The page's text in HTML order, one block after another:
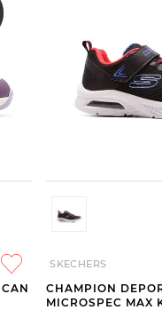
SKECHERS
CHAMPION
MICROSPEC MAX